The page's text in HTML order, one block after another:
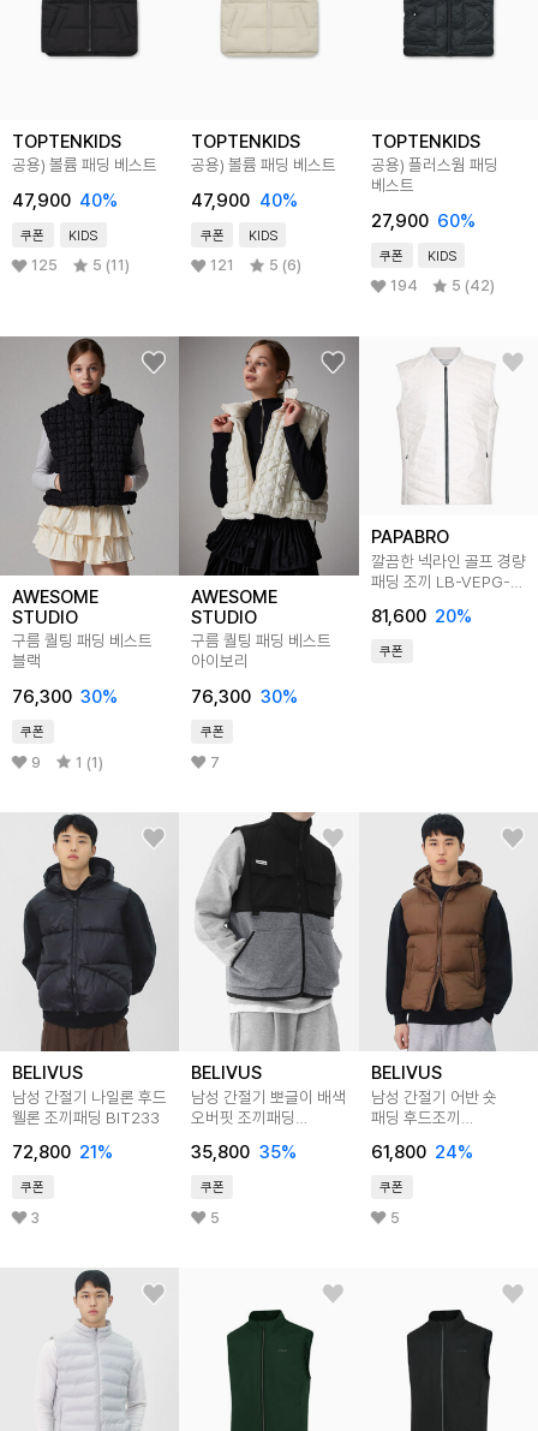
TOPTENKIDS
공용) 볼륨 패딩 베스트
47,900 40%
쿠폰 KIDS
125 5 (11)
TOPTENKIDS
공용) 볼륨 패딩 베스트
47,900 40%
쿠폰 KIDS
121 5 (6)
TOPTENKIDS
공용) 플러스웜 패딩
베스트
27,900 60%
쿠폰 KIDS
194 5 (42)
AWESOME
STUDIO
구름 퀄팅 패딩 베스트
블랙
76,300 30%
쿠폰
9 1 (1)
AWESOME
STUDIO
구름 퀄팅 패딩 베스트
아이보리
76,300 30%
쿠폰
7
PAPABRO
깔끔한 넥라인 골프 경량
패딩 조끼 LB-VEPG-
81,600 20%
쿠폰
BELIVUS
남성 간절기 나일론 후드
웰론 조끼패딩 BIT233
72,800 21%
쿠폰
3
BELIVUS
남성 간절기 뽀글이 배색
오버핏 조끼패딩
35,800 35%
쿠폰
5
BELIVUS
남성 간절기 어반 숏
패딩 후드조끼
61,800 24%
쿠폰
5